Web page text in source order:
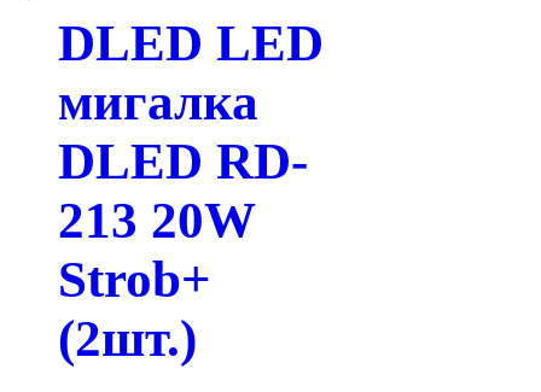
DLED LED
мигалка
DLED RD-
213 20W
Strob+
(2шт.)